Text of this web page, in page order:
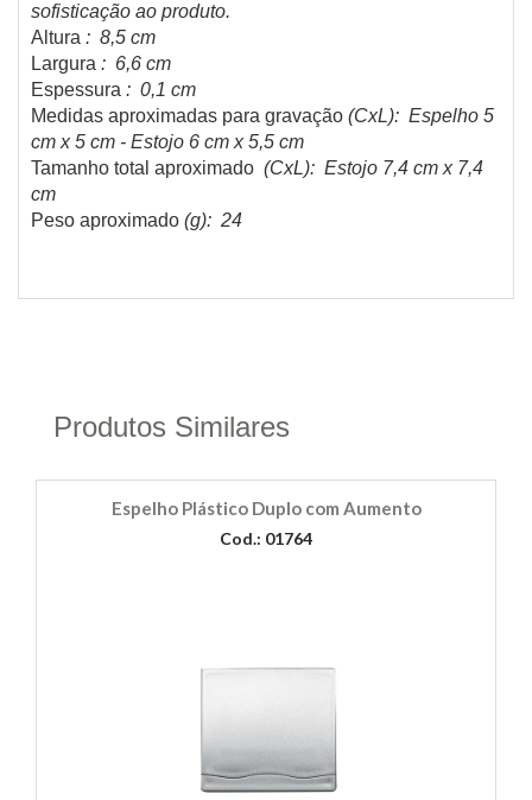
sofisticação ao produto.
Altura : 8,5 cm
Largura : 6,6 cm
Espessura : 0,1 cm
Medidas aproximadas para gravação (CxL): Espelho 5
cm x 5 cm - Estojo 6 cm x 5,5 cm
Tamanho total aproximado (CxL): Estojo 7,4 cm x 7,4
cm
Peso aproximado (g): 24
Produtos Similares
Espelho Plástico Duplo com Aumento
Cod.: 01764